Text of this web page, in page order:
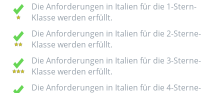
Die Anforderungen in Italien für die 1-Stern-
Klasse werden erfüllt.
Die Anforderungen in Italien für die 2-Sterne-
Klasse werden erfüllt.
Die Anforderungen in Italien für die 3-Sterne-
Klasse werden erfüllt.
Die Anforderungen in Italien für die 4-Sterne-